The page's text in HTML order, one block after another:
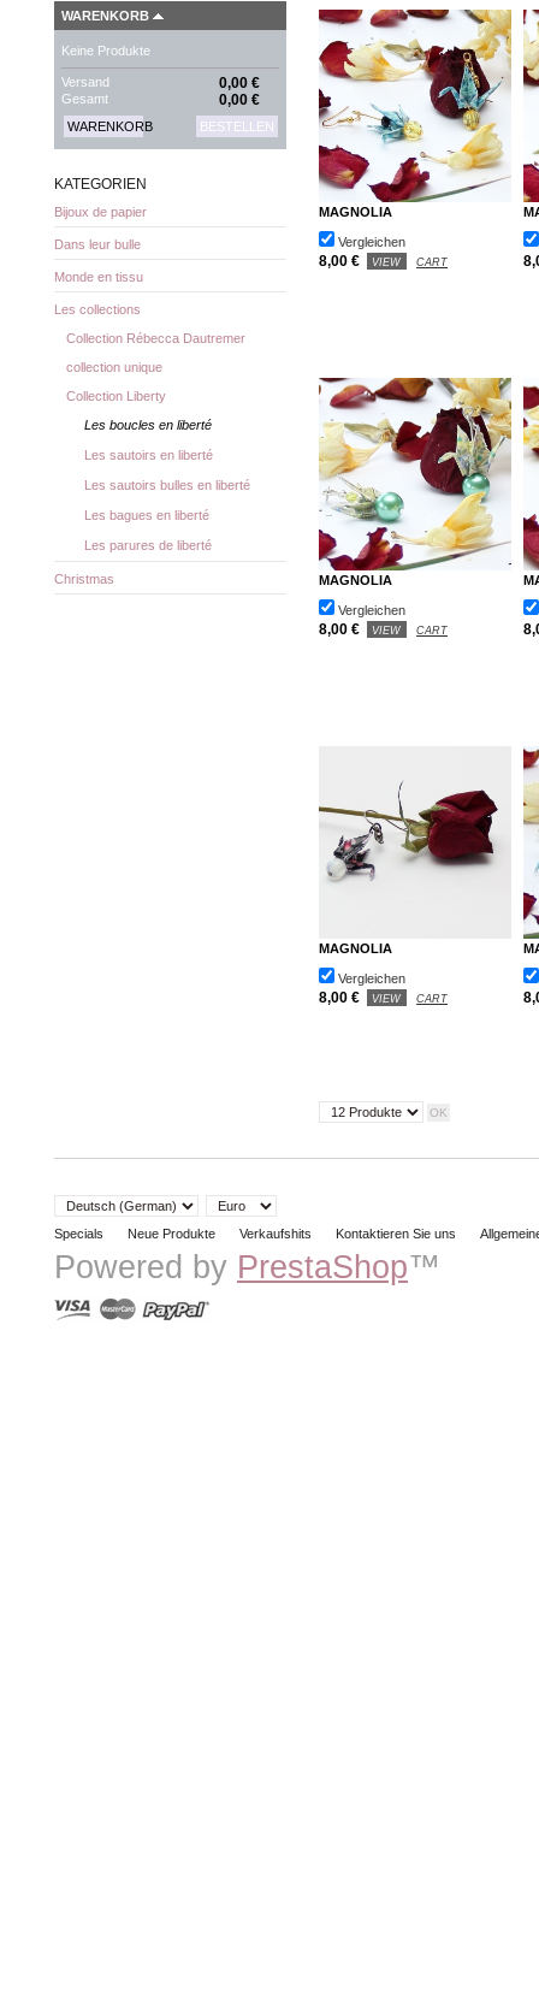
MAGNOLIA
Vergleichen
8,00 € VIEW CART
MAGNOLIA
Vergleichen
8,00 € VIEW CART
MAGNOLIA
Vergleichen
8,00 € VIEW CART
WARENKORB
Keine Produkte
Versand 0,00 €
Gesamt 0,00 €
WARENKORB BESTELLEN
KATEGORIEN
Bijoux de papier
Dans leur bulle
Monde en tissu
Les collections
Collection Rébecca Dautremer
collection unique
Collection Liberty
Les boucles en liberté
Les sautoirs en liberté
Les sautoirs bulles en liberté
Les bagues en liberté
Les parures de liberté
Christmas
Specials Neue Produkte Verkaufshits Kontaktieren Sie uns
Powered by PrestaShop™